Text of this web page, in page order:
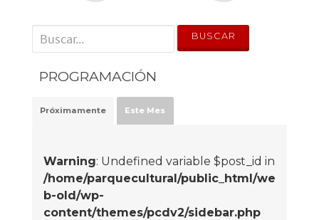
' . __('Search for:') . '
PROGRAMACIÓN
Próximamente Este Mes
Warning: Undefined variable $post_id in
/home/parquecultural/public_html/we
b-old/wp-
content/themes/pcdv2/sidebar.php